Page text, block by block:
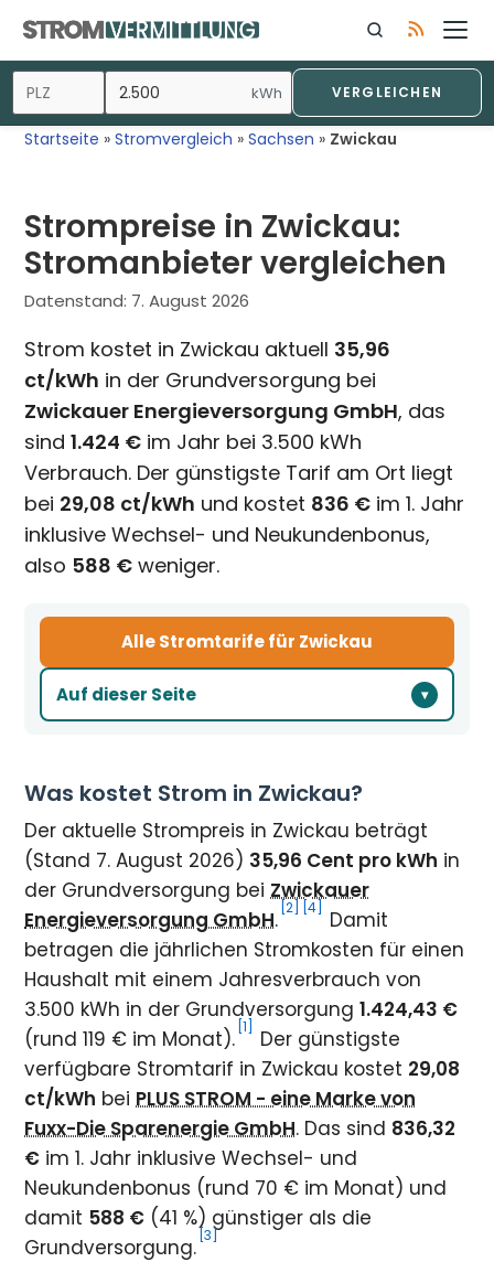
Inhalt
springen
kWh VERGLEICHEN
Startseite »Stromvergleich »Sachsen » Zwickau
Strompreise in Zwickau:
Stromanbieter vergleichen
Datenstand: 7. August 2026
Strom kostet in Zwickau aktuell 35,96
ct/kWh in der Grundversorgung bei
Zwickauer Energieversorgung GmbH, das
sind1.424 € im Jahr bei 3.500 kWh
Verbrauch. Der günstigste Tarif am Ort liegt
bei 29,08 ct/kWh und kostet 836 € im 1. Jahr
inklusive Wechsel- und Neukundenbonus,
also 588 € weniger.
Auf dieser Seite
Alle Stromtarife für Zwickau
Was kostet Strom in Zwickau?
Der aktuelle Strompreis in Zwickau beträgt
(Stand 7. August 2026) 35,96 Cent pro kWh in
der Grundversorgung beiZwickauer
Energieversorgung GmbH. [2] [4]
Damit
betragen die jährlichen Stromkosten für einen
Haushalt mit einem Jahresverbrauch von
3.500 kWh in der Grundversorgung1.424,43 €
(rund 119 € im Monat). [1]
Der günstigste
verfügbare Stromtarif in Zwickau kostet 29,08
ct/kWh beiPLUS STROM - eine Marke von
Fuxx-Die Sparenergie GmbH. Das sind 836,32
€ im 1. Jahr inklusive Wechsel- und
Neukundenbonus (rund 70 € im Monat) und
damit 588 € (41 %) günstiger als die
Grundversorgung. [3]